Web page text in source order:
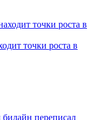
точки роста в